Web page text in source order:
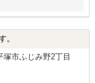
。
塚市ふじみ野2丁目